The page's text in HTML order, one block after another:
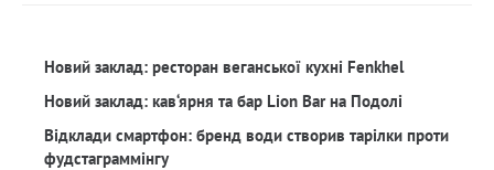
Новий заклад: ресторан веганської кухні Fenkhel
Новий заклад: кав‘ярня та бар Lion Bar на Подолі
Відклади смартфон: бренд води створив тарілки проти
фудстаграммінгу